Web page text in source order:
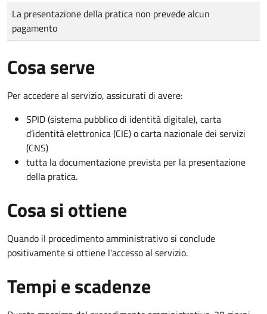
Tipo di pagamento
Importo
La presentazione della pratica non prevede alcun
pagamento
Cosa serve
Per accedere al servizio, assicurati di avere:
SPID (sistema pubblico di identità digitale), carta
d’identità elettronica (CIE) o carta nazionale dei servizi
(CNS)
tutta la documentazione prevista per la presentazione
della pratica.
Cosa si ottiene
Quando il procedimento amministrativo si conclude
positivamente si ottiene l'accesso al servizio.
Tempi e scadenze